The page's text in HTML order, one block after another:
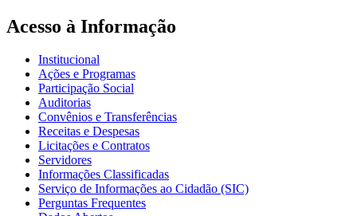
Acesso à Informação
Institucional
Ações e Programas
Participação Social
Auditorias
Convênios e Transferências
Receitas e Despesas
Licitações e Contratos
Servidores
Informações Classificadas
Serviço de Informações ao Cidadão (SIC)
Perguntas Frequentes